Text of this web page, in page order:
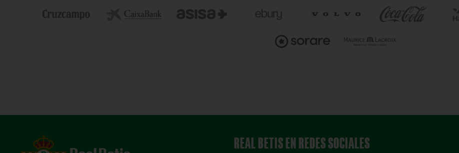
REAL BETIS EN REDES SOCIALES